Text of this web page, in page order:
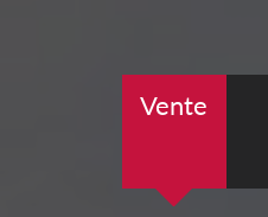
Vente